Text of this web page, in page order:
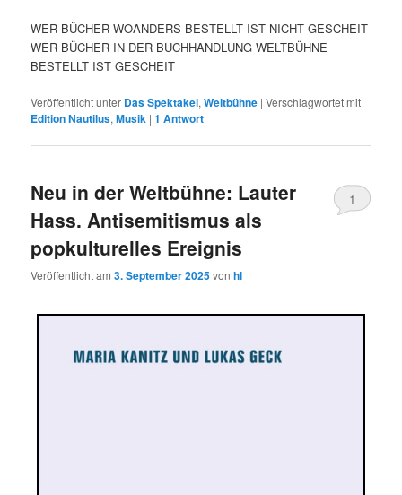
WER BÜCHER WOANDERS BESTELLT IST NICHT GESCHEIT
WER BÜCHER IN DER BUCHHANDLUNG WELTBÜHNE
BESTELLT IST GESCHEIT
Veröffentlicht unter Das Spektakel,Weltbühne |Verschlagwortet mit
Edition Nautilus,Musik |1 Antwort
Neu in der Weltbühne: Lauter
Hass. Antisemitismus als
popkulturelles Ereignis
Veröffentlicht am3. September 2025vonhl
1